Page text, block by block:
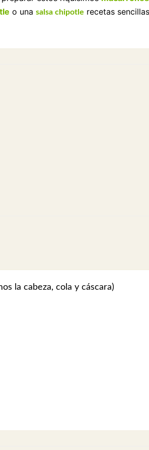
o una salsa chipotle recetas sencillas
la cabeza, cola y cáscara)